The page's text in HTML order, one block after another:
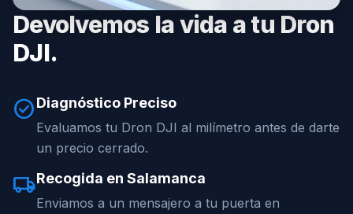
Devolvemos la vida a tu Dron
DJI.
check_circleDiagnóstico Preciso
Evaluamos tu Dron DJI al milímetro antes de darte
un precio cerrado.
local_shippingRecogida en Salamanca
Enviamos a un mensajero a tu puerta en